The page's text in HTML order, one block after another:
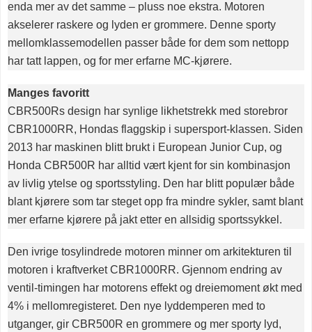
enda mer av det samme – pluss noe ekstra. Motoren
akselerer raskere og lyden er grommere. Denne sporty
mellomklassemodellen passer både for dem som nettopp
har tatt lappen, og for mer erfarne MC-kjørere.
Manges favoritt
CBR500Rs design har synlige likhetstrekk med storebror
CBR1000RR, Hondas flaggskip i supersport-klassen. Siden
2013 har maskinen blitt brukt i European Junior Cup, og
Honda CBR500R har alltid vært kjent for sin kombinasjon
av livlig ytelse og sportsstyling. Den har blitt populær både
blant kjørere som tar steget opp fra mindre sykler, samt blant
mer erfarne kjørere på jakt etter en allsidig sportssykkel.
Den ivrige tosylindrede motoren minner om arkitekturen til
motoren i kraftverket CBR1000RR. Gjennom endring av
ventil-timingen har motorens effekt og dreiemoment økt med
4% i mellomregisteret. Den nye lyddemperen med to
utganger, gir CBR500R en grommere og mer sporty lyd,